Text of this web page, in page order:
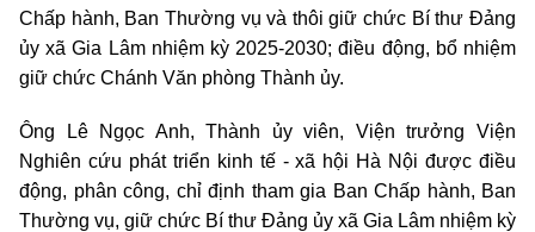
Chấp hành, Ban Thường vụ và thôi giữ chức Bí thư Đảng
ủy xã Gia Lâm nhiệm kỳ 2025-2030; điều động, bổ nhiệm
giữ chức Chánh Văn phòng Thành ủy.
Ông Lê Ngọc Anh, Thành ủy viên, Viện trưởng Viện
Nghiên cứu phát triển kinh tế - xã hội Hà Nội được điều
động, phân công, chỉ định tham gia Ban Chấp hành, Ban
Thường vụ, giữ chức Bí thư Đảng ủy xã Gia Lâm nhiệm kỳ